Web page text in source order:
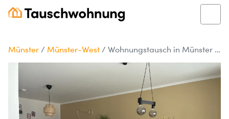
Münster / Münster-West / Wohnungstausch in Münster – 2-Zimmer Neubauwohnung (63 m²)